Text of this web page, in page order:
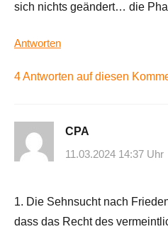
sich nichts geändert… die
Antworten
4 Antworten auf diesen
CPA
11.03.2024 14:37 Uhr
1. Die Sehnsucht nach
dass das Recht des